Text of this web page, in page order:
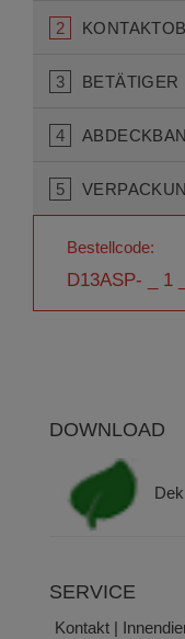
2
3 BETÄTIGER
4
5
Bestellcode:
D13ASP- _ 1 _
DOWNLOAD
SERVICE
Kontakt |